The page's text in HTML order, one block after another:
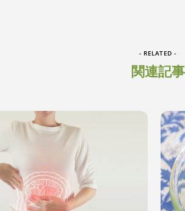
- RELATED -
関連記事